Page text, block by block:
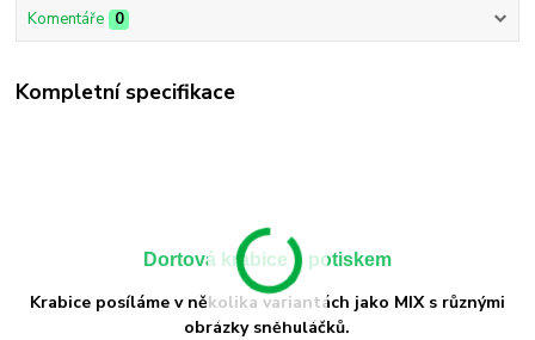
Komentáře 0
Kompletní specifikace
Dortová krabice s potiskem
Krabice posíláme v několika variantách jako MIX s různými
obrázky sněhuláčků.